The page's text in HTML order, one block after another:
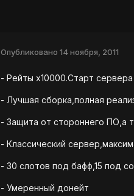
Опубликовано 14 ноября, 2011
- Рейты х10000.Старт сервера
- Лучшая сборка,полная
- Защита от стороннего ПО,а
- Классический
- 30 слотов под бафф,15 под
- Умеренный донейт